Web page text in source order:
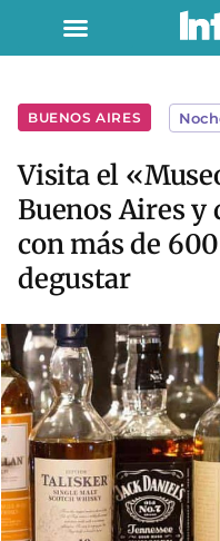
BUENOS AIRES
Visita el
Buenos Aires y
con más de
degustar